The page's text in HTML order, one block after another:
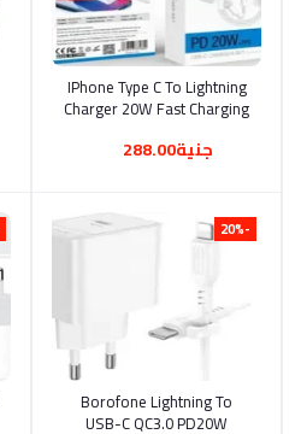
أضف إلى السلة
IPhone Type C To Lightning
Charger 20W Fast Charging
جنية288.00
-20%
أضف إلى السلة
Borofone Lightning To
USB-C QC3.0 PD20W